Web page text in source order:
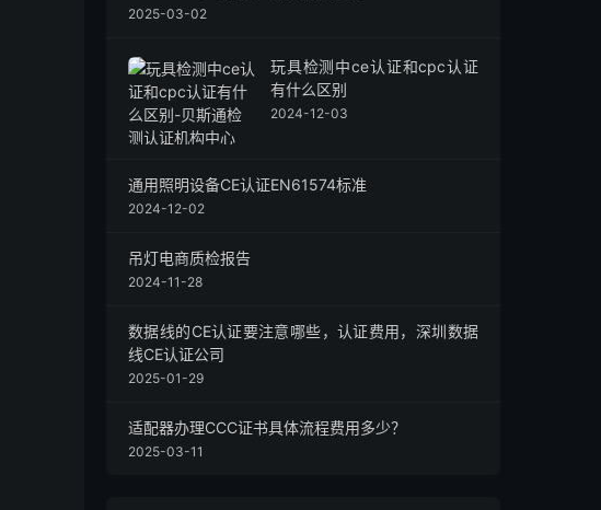
2025-03-02
玩具检测中ce认证和cpc认证
有什么区别
2024-12-03
通用照明设备CE认证EN61574标准
2024-12-02
吊灯电商质检报告
2024-11-28
数据线的CE认证要注意哪些，认证费用，深圳数据
线CE认证公司
2025-01-29
适配器办理CCC证书具体流程费用多少？
2025-03-11